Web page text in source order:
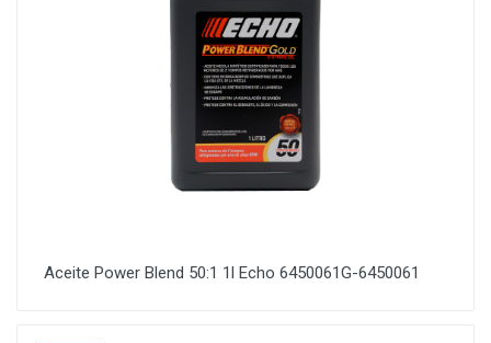
Aceite Power Blend 50:1 1l Echo 6450061G-6450061